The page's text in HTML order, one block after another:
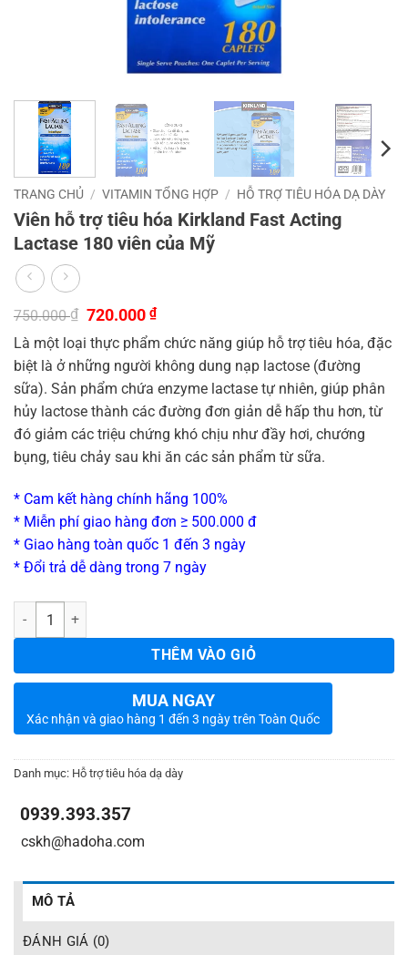
TRANG CHỦ / VITAMIN TỔNG HỢP / HỖ TRỢ TIÊU HÓA DẠ DÀY
Viên hỗ trợ tiêu hóa Kirkland Fast Acting
Lactase 180 viên của Mỹ
750.000₫ Giá
là:
750.000 ₫.
720.000 ₫Giá
tại
là:
720.000 ₫.
Là một loại thực phẩm chức năng giúp hỗ trợ tiêu hóa, đặc
biệt là ở những người không dung nạp lactose (đường
sữa). Sản phẩm chứa enzyme lactase tự nhiên, giúp phân
hủy lactose thành các đường đơn giản dễ hấp thu hơn, từ
đó giảm các triệu chứng khó chịu như đầy hơi, chướng
bụng, tiêu chảy sau khi ăn các sản phẩm từ sữa.
* Cam kết hàng chính hãng 100%
* Miễn phí giao hàng đơn ≥ 500.000 đ
* Giao hàng toàn quốc 1 đến 3 ngày
* Đổi trả dễ dàng trong 7 ngày
Số lượng
THÊM VÀO GIỎ
MUA NGAY
Xác nhận và giao hàng 1 đến 3 ngày trên Toàn Quốc
Danh mục: Hỗ trợ tiêu hóa dạ dày
0939.393.357
cskh@hadoha.com
MÔ TẢ
ĐÁNH GIÁ (0)